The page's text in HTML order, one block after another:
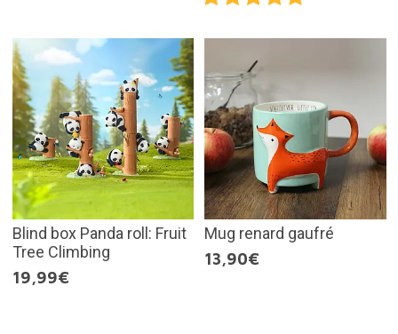
Blind box Panda roll: Fruit
Tree Climbing
19,99€
Mug renard gaufré
13,90€